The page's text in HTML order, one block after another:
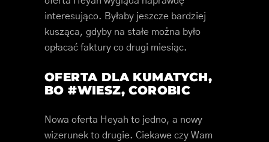
interesująco. Byłaby jeszcze bardziej
kusząca, gdyby na stałe można było
opłacać faktury co drugi miesiąc.
OFERTA DLA KUMATYCH,
BO #WIESZ, COROBIC
Nowa oferta Heyah to jedno, a nowy
wizerunek to drugie. Ciekawe czy Wam